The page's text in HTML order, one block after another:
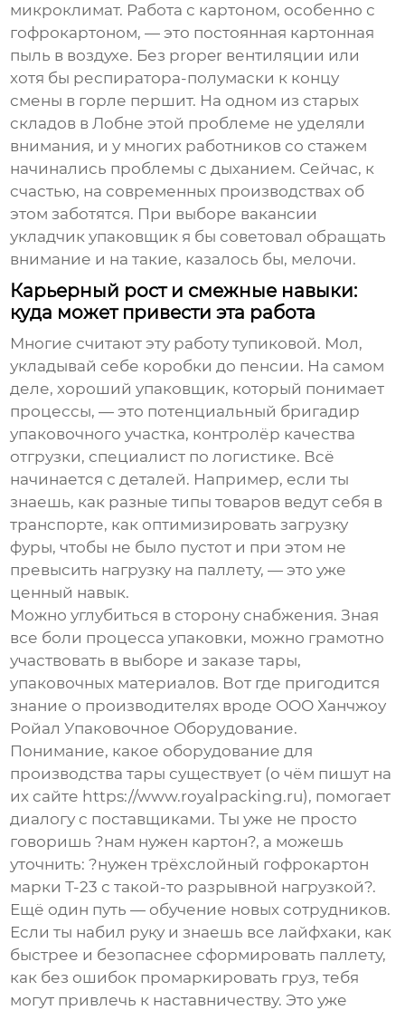
микроклимат. Работа с картоном, особенно с
гофрокартоном, — это постоянная картонная
пыль в воздухе. Без proper вентиляции или
хотя бы респиратора-полумаски к концу
смены в горле першит. На одном из старых
складов в Лобне этой проблеме не уделяли
внимания, и у многих работников со стажем
начинались проблемы с дыханием. Сейчас, к
счастью, на современных производствах об
этом заботятся. При выборе вакансии
укладчик упаковщик я бы советовал обращать
внимание и на такие, казалось бы, мелочи.
Карьерный рост и смежные навыки:
куда может привести эта работа
Многие считают эту работу тупиковой. Мол,
укладывай себе коробки до пенсии. На самом
деле, хороший упаковщик, который понимает
процессы, — это потенциальный бригадир
упаковочного участка, контролёр качества
отгрузки, специалист по логистике. Всё
начинается с деталей. Например, если ты
знаешь, как разные типы товаров ведут себя в
транспорте, как оптимизировать загрузку
фуры, чтобы не было пустот и при этом не
превысить нагрузку на паллету, — это уже
ценный навык.
Можно углубиться в сторону снабжения. Зная
все боли процесса упаковки, можно грамотно
участвовать в выборе и заказе тары,
упаковочных материалов. Вот где пригодится
знание о производителях вроде ООО Ханчжоу
Ройал Упаковочное Оборудование.
Понимание, какое оборудование для
производства тары существует (о чём пишут на
их сайте https://www.royalpacking.ru), помогает
диалогу с поставщиками. Ты уже не просто
говоришь ?нам нужен картон?, а можешь
уточнить: ?нужен трёхслойный гофрокартон
марки Т-23 с такой-то разрывной нагрузкой?.
Ещё один путь — обучение новых сотрудников.
Если ты набил руку и знаешь все лайфхаки, как
быстрее и безопаснее сформировать паллету,
как без ошибок промаркировать груз, тебя
могут привлечь к наставничеству. Это уже